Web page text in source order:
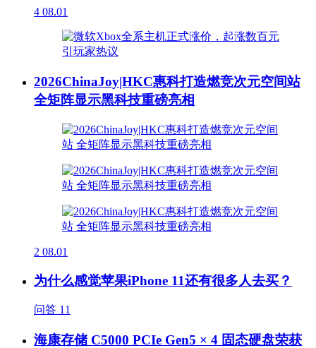
4 08.01
2026ChinaJoy|HKC惠科打造燃竞次元空间站
全矩阵显示黑科技重磅亮相
2 08.01
为什么感觉苹果iPhone 11还有很多人去买？
问答 11
海康存储 C5000 PCIe Gen5 × 4 固态硬盘荣获